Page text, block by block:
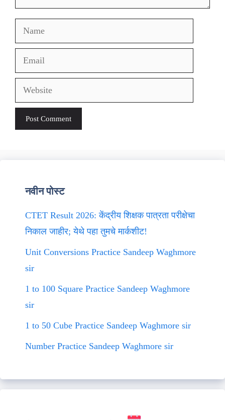
Name
Email
Website
नवीन पोस्ट
CTET Result 2026: केंद्रीय शिक्षक पात्रता परीक्षेचा
निकाल जाहीर; येथे पहा तुमचे मार्कशीट!
Unit Conversions Practice Sandeep Waghmore
sir
1 to 100 Square Practice Sandeep Waghmore
sir
1 to 50 Cube Practice Sandeep Waghmore sir
Number Practice Sandeep Waghmore sir